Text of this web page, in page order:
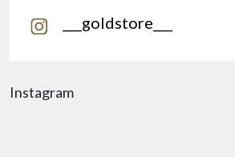
Instagram
___goldstore___